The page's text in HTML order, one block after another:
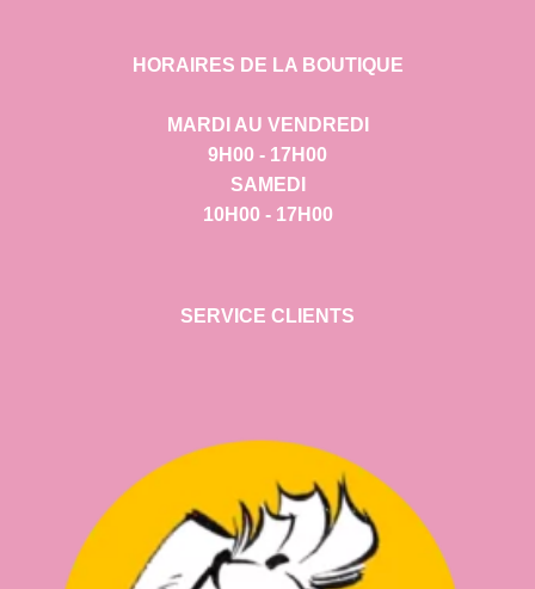
HORAIRES DE LA BOUTIQUE
MARDI AU VENDREDI
9H00 - 17H00
SAMEDI
10H00 - 17H00
SERVICE CLIENTS